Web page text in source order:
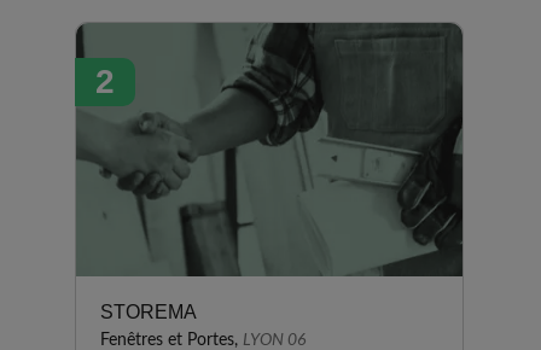
travail a été réalisé avec sérieux
et dans les délais prévus. Je suis
pleinement satisfait du rendu
final et de la qualité des
menuiseries posées.
2
STOREMA
Fenêtres et Portes, LYON 06